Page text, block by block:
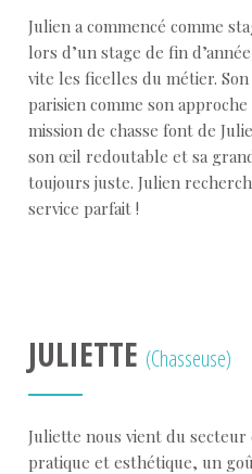
Julien a commencé comme
lors d’un stage de fin
vite les ficelles du métier.
parisien comme son
mission de chasse font de
son œil redoutable et sa
toujours juste. Julien
service parfait !
JULIETTE (Chasseuse)
Juliette nous vient du
pratique et esthétique, un